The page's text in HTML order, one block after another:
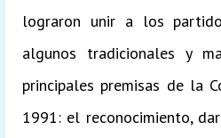
lograron unir a los
algunos tradicionales y
principales premisas de la
1991: el reconocimiento,